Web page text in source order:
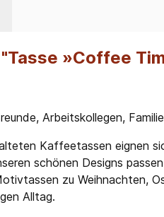
»Coffee
Arbeitskollegen,
Kaffeetassen eignen
schönen Designs
zu Weihnachten,
Alltag.